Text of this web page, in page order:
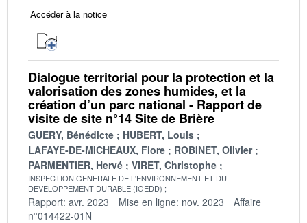
Accéder à la notice
Dialogue territorial pour la protection et la
valorisation des zones humides, et la
création d’un parc national - Rapport de
visite de site n°14 Site de Brière
GUERY, Bénédicte
HUBERT, Louis
LAFAYE-DE-MICHEAUX, Flore
ROBINET, Olivier
PARMENTIER, Hervé
VIRET, Christophe
INSPECTION GENERALE DE L'ENVIRONNEMENT ET DU
DEVELOPPEMENT DURABLE (IGEDD)
Rapport: avr. 2023 Mise en ligne: nov. 2023
Affaire
n°014422-01N